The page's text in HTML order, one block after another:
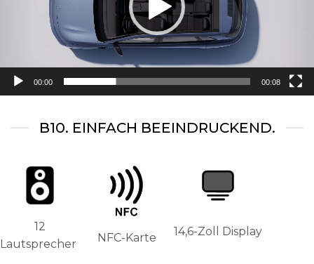
00:00 00:08
B10. EINFACH BEEINDRUCKEND.
12
Lautsprecher
NFC-Karte 14,6-Zoll Display